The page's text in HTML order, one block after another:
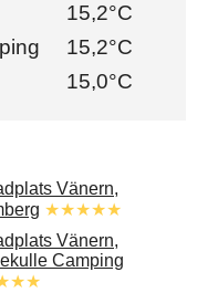
15,2°C
15,2°C
15,0°C
Vänern,
★★★★★
Vänern,
Camping